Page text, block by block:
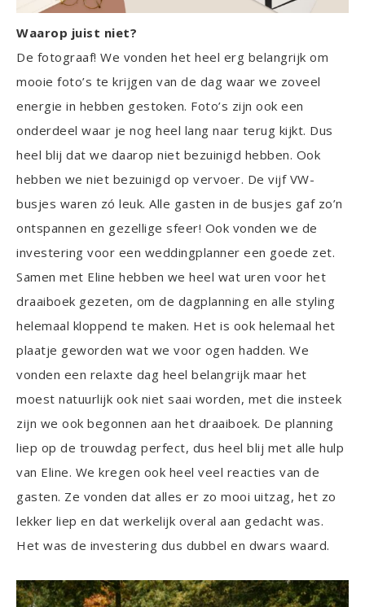
Waarop juist niet?
De fotograaf! We vonden het heel erg belangrijk om
mooie foto’s te krijgen van de dag waar we zoveel
energie in hebben gestoken. Foto’s zijn ook een
onderdeel waar je nog heel lang naar terug kijkt. Dus
heel blij dat we daarop niet bezuinigd hebben. Ook
hebben we niet bezuinigd op vervoer. De vijf VW-
busjes waren zó leuk. Alle gasten in de busjes gaf zo’n
ontspannen en gezellige sfeer! Ook vonden we de
investering voor een weddingplanner een goede zet.
Samen met Eline hebben we heel wat uren voor het
draaiboek gezeten, om de dagplanning en alle styling
helemaal kloppend te maken. Het is ook helemaal het
plaatje geworden wat we voor ogen hadden. We
vonden een relaxte dag heel belangrijk maar het
moest natuurlijk ook niet saai worden, met die insteek
zijn we ook begonnen aan het draaiboek. De planning
liep op de trouwdag perfect, dus heel blij met alle hulp
van Eline. We kregen ook heel veel reacties van de
gasten. Ze vonden dat alles er zo mooi uitzag, het zo
lekker liep en dat werkelijk overal aan gedacht was.
Het was de investering dus dubbel en dwars waard.